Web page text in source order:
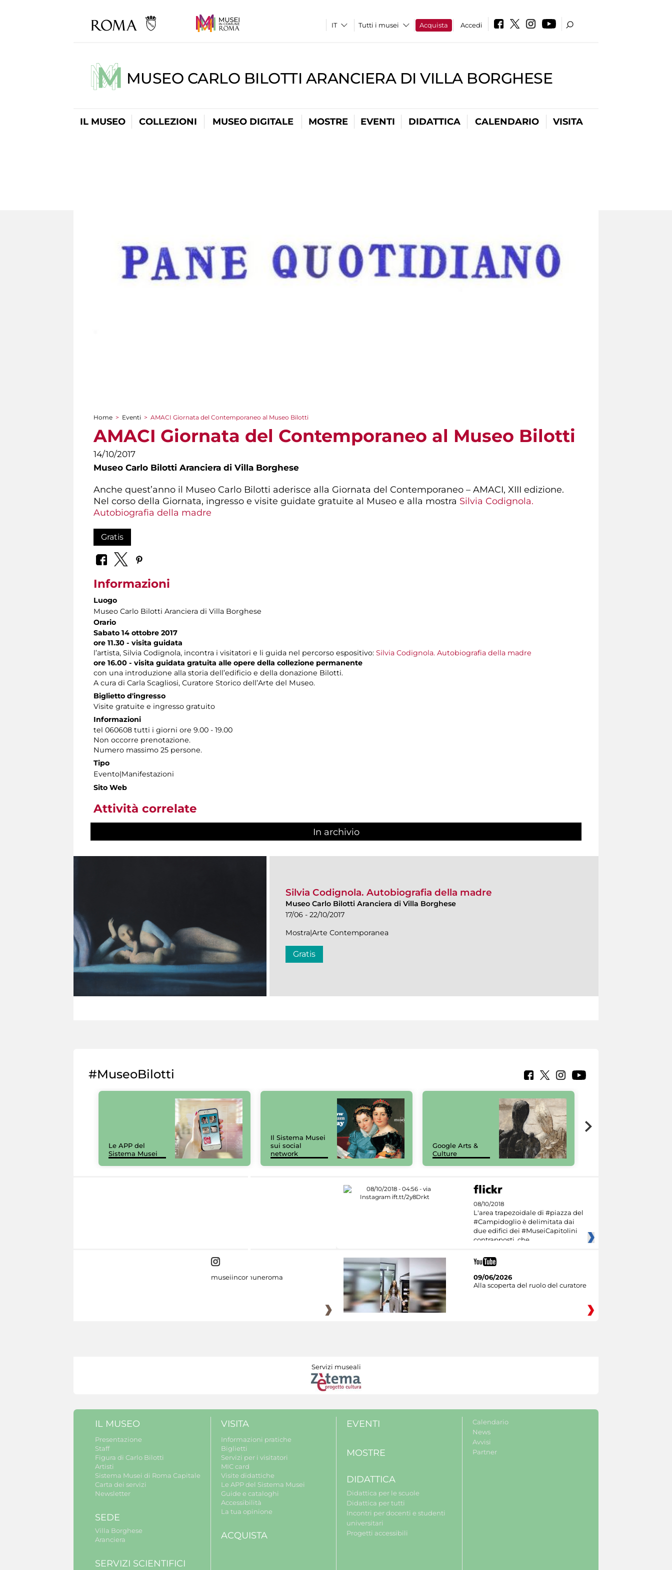
Tutti i musei Acquista Accedi
MUSEO CARLO BILOTTI ARANCIERA DI VILLA BORGHESE
IL MUSEO COLLEZIONI MUSEO DIGITALE MOSTRE EVENTI DIDATTICA CALENDARIO VISITA
Tu sei qui
Home > Eventi > AMACI Giornata del Contemporaneo al Museo Bilotti
AMACI Giornata del Contemporaneo al Museo Bilotti
14/10/2017
Museo Carlo Bilotti Aranciera di Villa Borghese
Anche quest’anno il Museo Carlo Bilotti aderisce alla Giornata del Contemporaneo – AMACI, XIII edizione.
Nel corso della Giornata, ingresso e visite guidate gratuite al Museo e alla mostra Silvia Codignola.
Autobiografia della madre
Gratis
Informazioni
Luogo
Museo Carlo Bilotti Aranciera di Villa Borghese
Orario
Sabato 14 ottobre 2017
ore 11.30 - visita guidata
l’artista, Silvia Codignola, incontra i visitatori e li guida nel percorso espositivo: Silvia Codignola. Autobiografia della madre
ore 16.00 - visita guidata gratuita alle opere della collezione permanente
con una introduzione alla storia dell’edificio e della donazione Bilotti.
A cura di Carla Scagliosi, Curatore Storico dell’Arte del Museo.
Biglietto d'ingresso
Visite gratuite e ingresso gratuito
Informazioni
tel 060608 tutti i giorni ore 9.00 - 19.00
Non occorre prenotazione.
Numero massimo 25 persone.
Tipo
Evento|Manifestazioni
Sito Web
Attività correlate
In archivio
Silvia Codignola. Autobiografia della madre
Museo Carlo Bilotti Aranciera di Villa Borghese
17/06 - 22/10/2017
Mostra|Arte Contemporanea
Gratis
#MuseoBilotti
Le APP del
Sistema Musei
Il Sistema Musei
sui social
network
Google Arts &
Culture
08/10/2018
L'area trapezoidale di #piazza del
#Campidoglio è delimitata dai
due edifici dei #MuseiCapitolini
contrapposti, che
museiincomuneroma
09/06/2026
Alla scoperta del ruolo del curatore
Servizi museali
IL MUSEO
Presentazione
Staff
Figura di Carlo Bilotti
Artisti
Sistema Musei di Roma Capitale
Carta dei servizi
Newsletter
SEDE
Villa Borghese
Aranciera
SERVIZI SCIENTIFICI
VISITA
Informazioni pratiche
Biglietti
Servizi per i visitatori
MIC card
Visite didattiche
Le APP del Sistema Musei
Guide e cataloghi
Accessibilità
La tua opinione
ACQUISTA
EVENTI
MOSTRE
DIDATTICA
Didattica per le scuole
Didattica per tutti
Incontri per docenti e studenti
universitari
Progetti accessibili
Calendario
News
Avvisi
Partner